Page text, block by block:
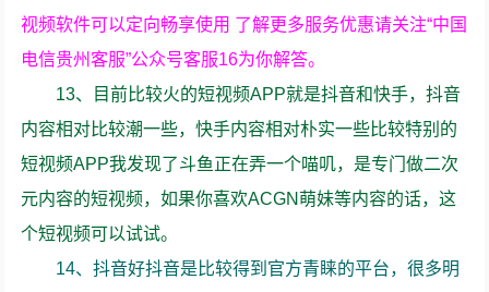
视频软件可以定向畅享使用 了解更多服务优惠请关注“中国
电信贵州客服”公众号客服16为你解答。
13、目前比较火的短视频APP就是抖音和快手，抖音
内容相对比较潮一些，快手内容相对朴实一些比较特别的
短视频APP我发现了斗鱼正在弄一个喵叽，是专门做二次
元内容的短视频，如果你喜欢ACGN萌妹等内容的话，这
个短视频可以试试。
14、抖音好抖音是比较得到官方青睐的平台，很多明